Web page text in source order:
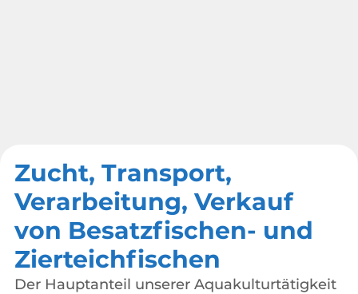
Zucht, Transport,
Verarbeitung, Verkauf
von Besatzfischen- und
Zierteichfischen
Der Hauptanteil unserer Aquakulturtätigkeit